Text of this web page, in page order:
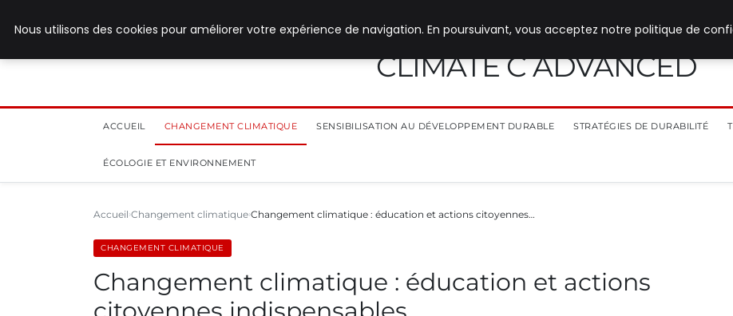
CLIMATE C ADVANCED
ACCUEIL CHANGEMENT CLIMATIQUE SENSIBILISATION AU DÉVELOPPEMENT DURABLE STRATÉGIES DE DURABILITÉ
ÉCOLOGIE ET ENVIRONNEMENT
Accueil Changement climatique Changement climatique : éducation et actions citoyennes…
CHANGEMENT CLIMATIQUE
Changement climatique : éducation et actions
Nous utilisons des cookies pour améliorer votre expérience de navigation. En poursuivant, vous acceptez notre politique de